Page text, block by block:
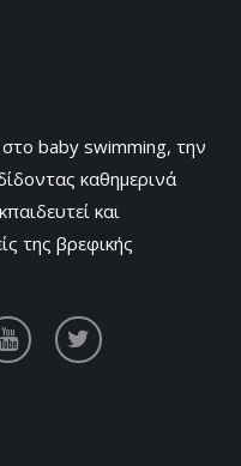
στο baby swimming, την
καθημερινά
και
της βρεφικής